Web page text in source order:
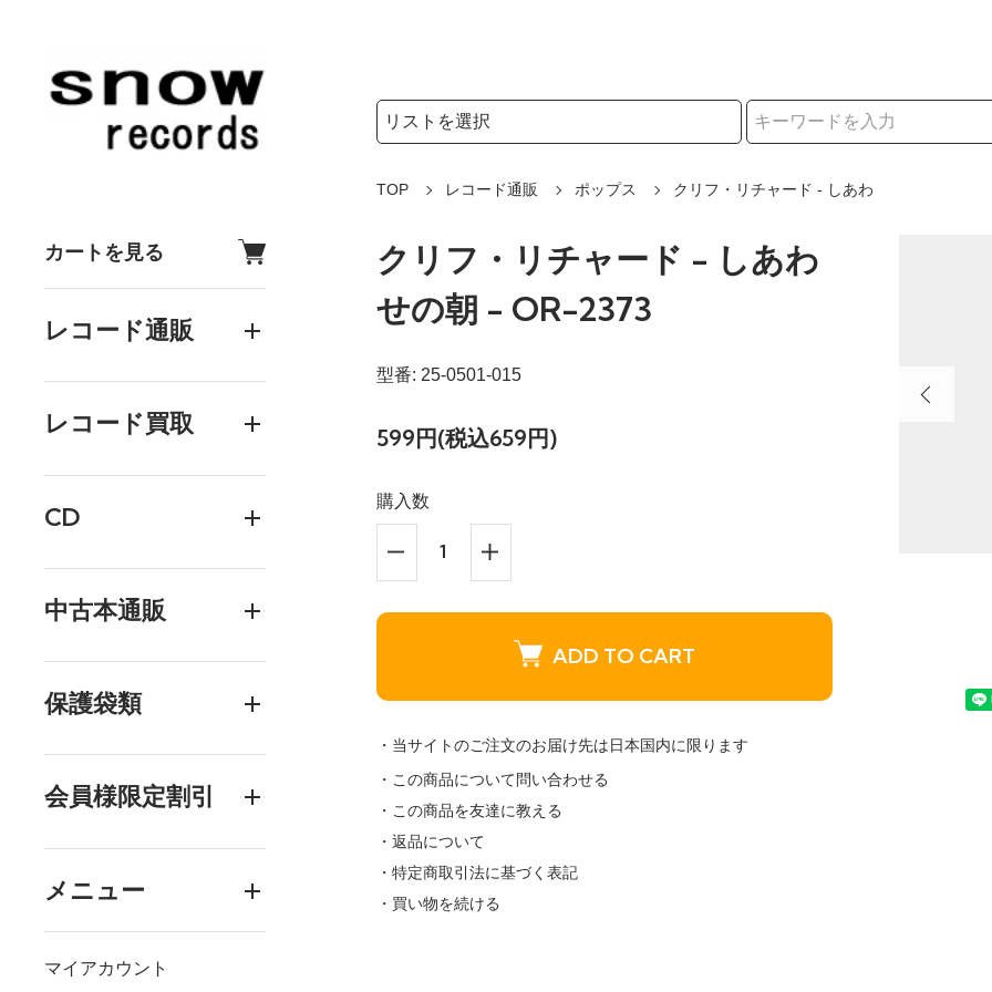
カートを見る
レコード通販
レコード買取
CD
中古本通販
保護袋類
会員様限定割引
メニュー
マイアカウント
検索リストの選択
TOP レコード通販 ポップス クリフ・リチャード - しあわ
クリフ・リチャード - しあわ
せの朝 - OR-2373
型番: 25-0501-015
599円(税込659円)
購入数
ADD TO CART
・当サイトのご注文のお届け先は日本国内に限ります
・この商品について問い合わせる
・この商品を友達に教える
・返品について
・特定商取引法に基づく表記
・買い物を続ける